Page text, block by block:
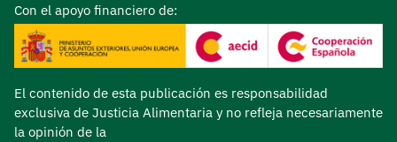
Con el apoyo financiero de:
El contenido de esta publicación es responsabilidad
exclusiva de Justicia Alimentaria y no refleja necesariamente
la opinión de la